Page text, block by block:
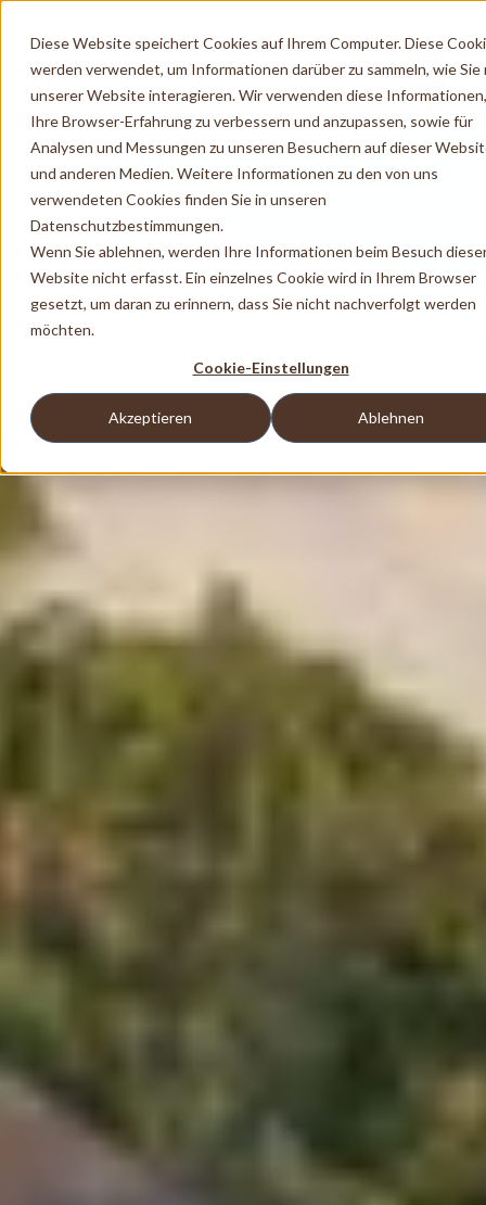
Diese Website speichert Cookies auf Ihrem Computer. Diese
werden verwendet, um Informationen darüber zu sammeln, wie Sie
unserer Website interagieren. Wir verwenden diese
Ihre Browser-Erfahrung zu verbessern und anzupassen, sowie für
Analysen und Messungen zu unseren Besuchern auf dieser
und anderen Medien. Weitere Informationen zu den von uns
verwendeten Cookies finden Sie in unseren
Datenschutzbestimmungen.
Wenn Sie ablehnen, werden Ihre Informationen beim Besuch
Website nicht erfasst. Ein einzelnes Cookie wird in Ihrem Browser
gesetzt, um daran zu erinnern, dass Sie nicht nachverfolgt werden
möchten.
Cookie-Einstellungen
Akzeptieren Ablehnen